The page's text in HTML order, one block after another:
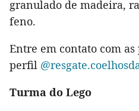
granulado de madeira,
feno.
Entre em contato com
perfil
Turma do Lego